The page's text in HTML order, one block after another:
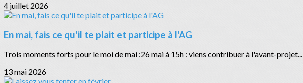
4 juillet 2026
En mai, fais ce qu'il te plait et participe à l'AG
Trois moments forts pour le moi de mai :26 mai à 15h : viens contribuer à l'avant-projet...
13 mai 2026